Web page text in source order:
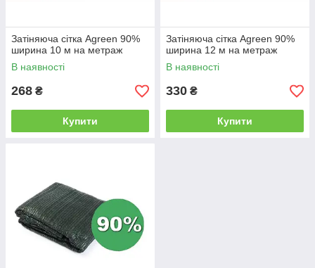
Затіняюча сітка Agreen 90%
ширина 10 м на метраж
В наявності
268 ₴
Купити
Затіняюча сітка Agreen 90%
ширина 12 м на метраж
В наявності
330 ₴
Купити